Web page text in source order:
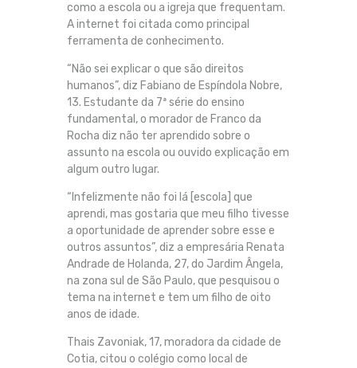
como a escola ou a igreja que frequentam.
A internet foi citada como principal
ferramenta de conhecimento.
“Não sei explicar o que são direitos
humanos”, diz Fabiano de Espíndola Nobre,
13. Estudante da 7ª série do ensino
fundamental, o morador de Franco da
Rocha diz não ter aprendido sobre o
assunto na escola ou ouvido explicação em
algum outro lugar.
“Infelizmente não foi lá [escola] que
aprendi, mas gostaria que meu filho tivesse
a oportunidade de aprender sobre esse e
outros assuntos”, diz a empresária Renata
Andrade de Holanda, 27, do Jardim Ângela,
na zona sul de São Paulo, que pesquisou o
tema na internet e tem um filho de oito
anos de idade.
Thais Zavoniak, 17, moradora da cidade de
Cotia, citou o colégio como local de